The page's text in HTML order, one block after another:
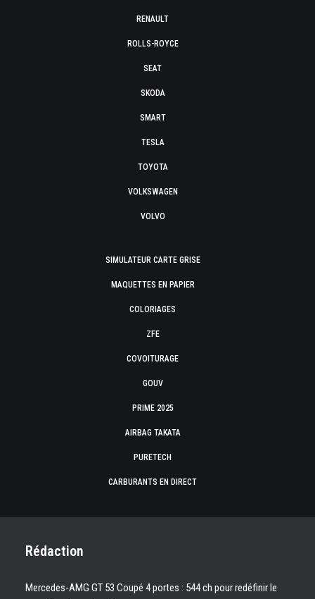
RENAULT
ROLLS-ROYCE
SEAT
SKODA
SMART
TESLA
TOYOTA
VOLKSWAGEN
VOLVO
SIMULATEUR CARTE GRISE
MAQUETTES EN PAPIER
COLORIAGES
ZFE
COVOITURAGE
GOUV
PRIME 2025
AIRBAG TAKATA
PURETECH
CARBURANTS EN DIRECT
Rédaction
Mercedes-AMG GT 53 Coupé 4 portes : 544 ch pour redéfinir le